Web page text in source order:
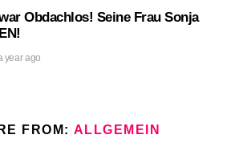
Obdachlos! Seine Frau Sonja
year ago
FROM: ALLGEMEIN